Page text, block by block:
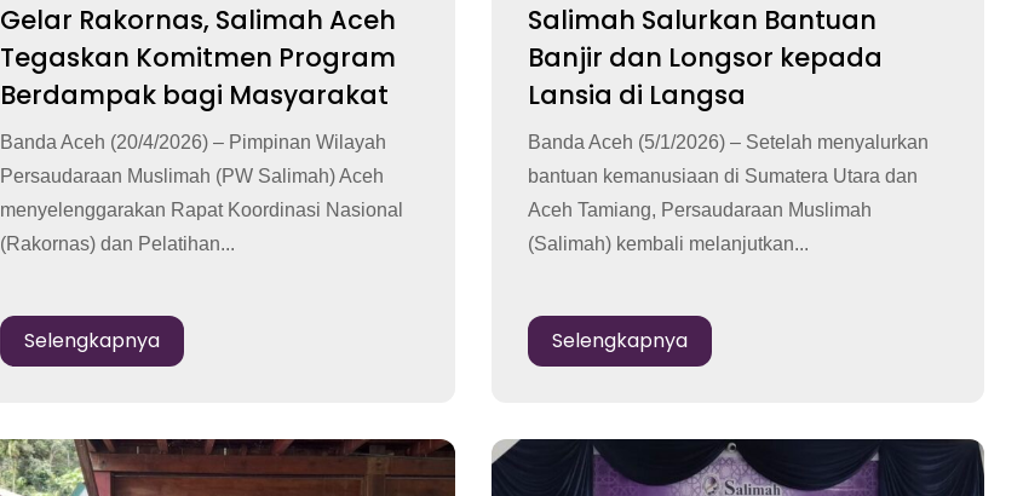
Gelar Rakornas, Salimah Aceh
Tegaskan Komitmen Program
Berdampak bagi Masyarakat
Banda Aceh (20/4/2026) – Pimpinan Wilayah
Persaudaraan Muslimah (PW Salimah) Aceh
menyelenggarakan Rapat Koordinasi Nasional
(Rakornas) dan Pelatihan...
Selengkapnya
Salimah Salurkan Bantuan
Banjir dan Longsor kepada
Lansia di Langsa
Banda Aceh (5/1/2026) – Setelah menyalurkan
bantuan kemanusiaan di Sumatera Utara dan
Aceh Tamiang, Persaudaraan Muslimah
(Salimah) kembali melanjutkan...
Selengkapnya